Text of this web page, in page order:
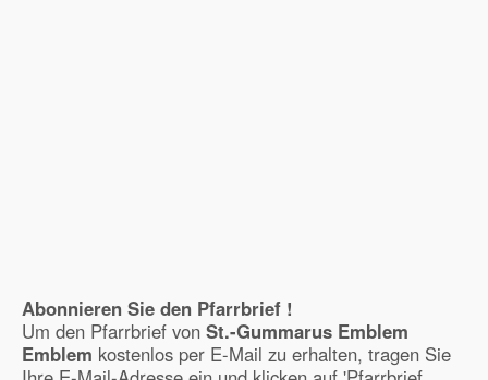
Abonnieren Sie den Pfarrbrief !
Um den Pfarrbrief von St.-Gummarus Emblem
Emblem kostenlos per E-Mail zu erhalten, tragen Sie